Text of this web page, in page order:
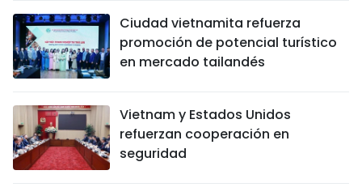
Ciudad vietnamita refuerza
promoción de potencial turístico
en mercado tailandés
Vietnam y Estados Unidos
refuerzan cooperación en
seguridad